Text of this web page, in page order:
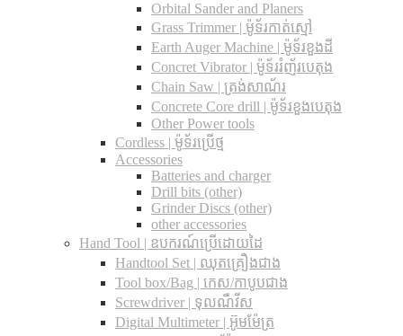
Orbital Sander and Planers
Grass Trimmer | ម៉ូទ័រកាត់ស្មៅ
Earth Auger Machine | ម៉ូទ័រខួងដី
Concret Vibrator | ម៉ូទ័ររំញ័របេតុង
Chain Saw | ត្រង់សាណ័រ
Concrete Core drill | ម៉ូទ័រខួងបេតុង
Other Power tools
Cordless​ | ម៉ូទ័រប្រើថ្ម
Accessories
Batteries and charger
Drill bits (other)
Grinder Discs (other)
other accessories
Hand Tool | ឧបករណ៍ប្រើដោយដៃ
Handtool Set | ឈុតគ្រឿងជាង
Tool box/Bag | កេស/កាបូបជាង
Screwdriver | ទុលណឺវីស
Digital Multimeter | អ៊ូមម៉ែត្រ